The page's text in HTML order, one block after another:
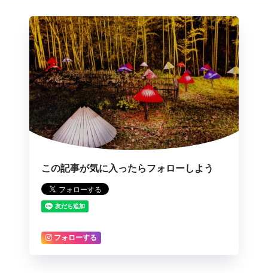
この記事が気に入ったらフォローしよう
フォローする